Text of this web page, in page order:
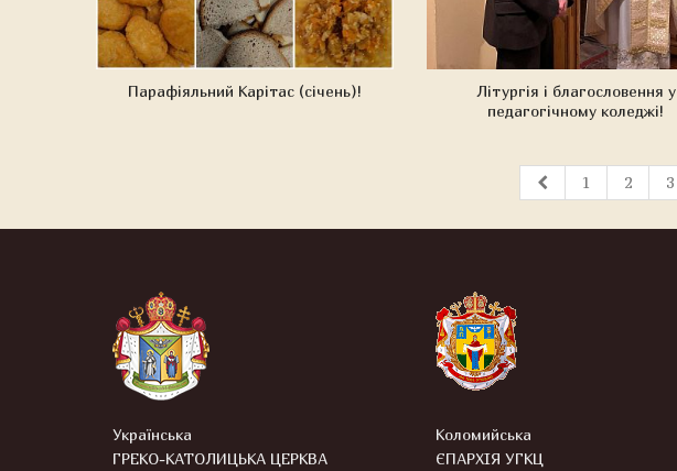
Парафіяльний Карітас (січень)!
Літургія і благословення у
педагогічному коледжі!
1 2 3
Українська
ГРЕКО-КАТОЛИЦЬКА ЦЕРКВА
Коломийська
ЄПАРХІЯ УГКЦ